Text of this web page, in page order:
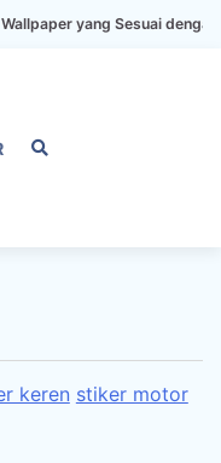
Sesuai dengan Gaya
keren stiker motor